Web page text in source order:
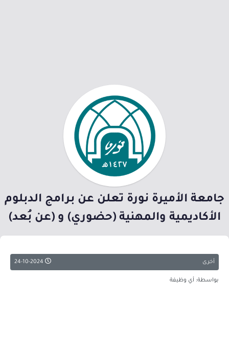
جامعة الأميرة نورة تعلن عن برامج الدبلوم
الأكاديمية والمهنية (حضوري) و (عن بُعد)
أخرى
بواسطة: أي وظيفة